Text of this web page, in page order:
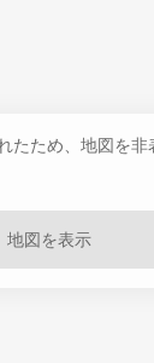
たため、地図を非
地図を表示